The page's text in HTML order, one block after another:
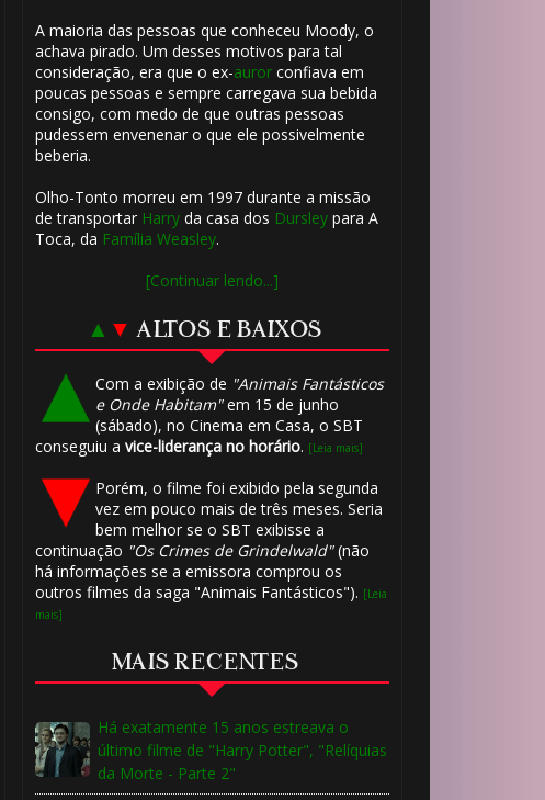
A maioria das pessoas que conheceu Moody, o
achava pirado. Um desses motivos para tal
consideração, era que o ex-aurorconfiava em
poucas pessoas e sempre carregava sua bebida
consigo, com medo de que outras pessoas
pudessem envenenar o que ele possivelmente
beberia.
Olho-Tonto morreu em 1997 durante a missão
de transportar Harryda casa dos Dursleypara A
Toca, da Família Weasley.
[Continuar lendo...]
▲ ▼ ALTOS E BAIXOS
Com a exibição de "Animais Fantásticos
e Onde Habitam"em 15 de junho
(sábado), no Cinema em Casa, o SBT
conseguiu a vice-liderança no horário. [Leia mais]
Porém, o filme foi exibido pela segunda
vez em pouco mais de três meses. Seria
bem melhor se o SBT exibisse a
continuação "Os Crimes de Grindelwald"(não
há informações se a emissora comprou os
outros filmes da saga "Animais Fantásticos"). [Leia
mais]
MAIS RECENTES
Há exatamente 15 anos estreava o
último filme de "Harry Potter", "Relíquias
da Morte - Parte 2"